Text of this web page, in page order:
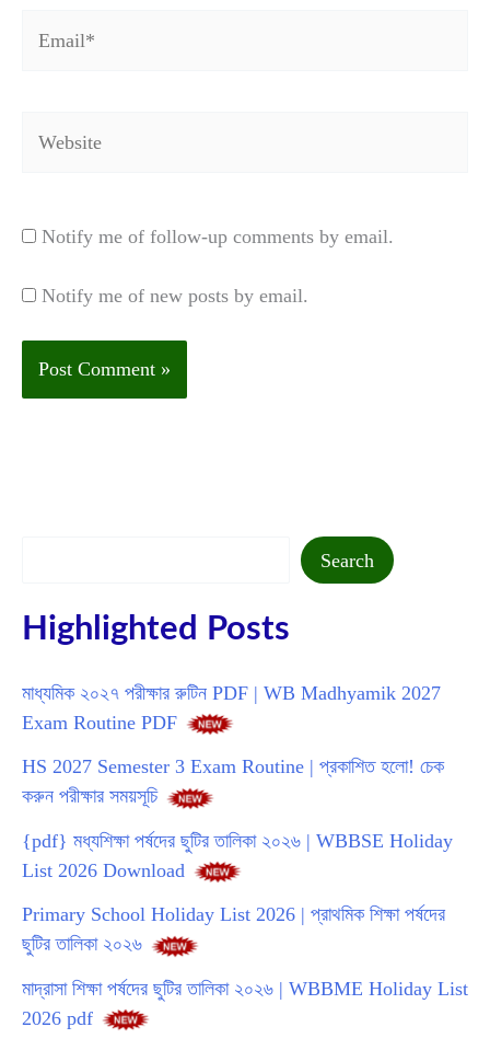
Notify me of follow-up comments by email.
Notify me of new posts by email.
Search
Highlighted Posts
মাধ্যমিক ২০২৭ পরীক্ষার রুটিন PDF | WB Madhyamik 2027
Exam Routine PDF
HS 2027 Semester 3 Exam Routine | প্রকাশিত হলো! চেক
করুন পরীক্ষার সময়সূচি
{pdf} মধ্যশিক্ষা পর্ষদের ছুটির তালিকা ২০২৬ | WBBSE Holiday
List 2026 Download
Primary School Holiday List 2026 | প্রাথমিক শিক্ষা পর্ষদের
ছুটির তালিকা ২০২৬
মাদ্রাসা শিক্ষা পর্ষদের ছুটির তালিকা ২০২৬ | WBBME Holiday List
2026 pdf